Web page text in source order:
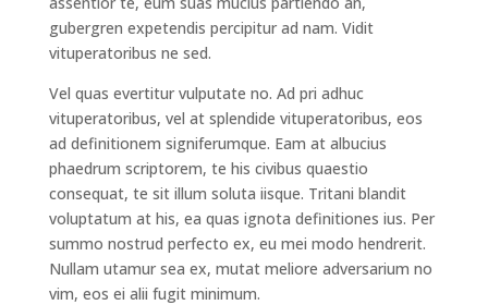
gubergren expetendis percipitur ad nam. Vidit
vituperatoribus ne sed.
Vel quas evertitur vulputate no. Ad pri adhuc
vituperatoribus, vel at splendide vituperatoribus, eos
ad definitionem signiferumque. Eam at albucius
phaedrum scriptorem, te his civibus quaestio
consequat, te sit illum soluta iisque. Tritani blandit
voluptatum at his, ea quas ignota definitiones ius. Per
summo nostrud perfecto ex, eu mei modo hendrerit.
Nullam utamur sea ex, mutat meliore adversarium no
vim, eos ei alii fugit minimum.